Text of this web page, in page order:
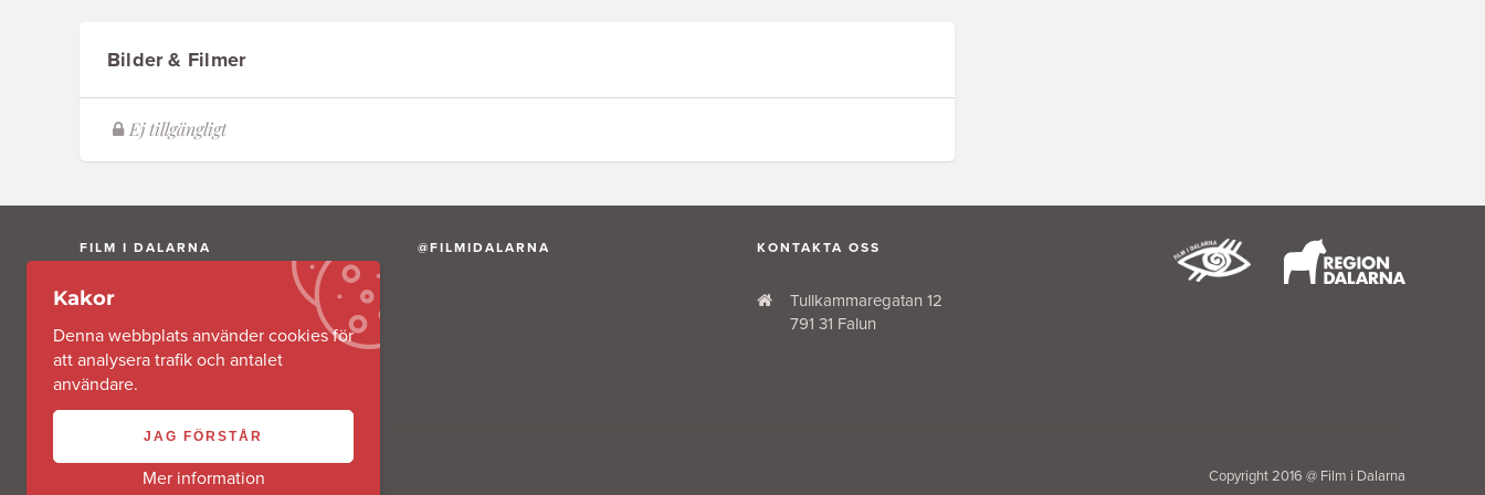
Bilder & Filmer
FILM I DALARNA
Film i Dalarna AB är ett av Region Dalarna
@FILMIDALARNA KONTAKTA OSS
Tullkammaregatan 12
791 31 Falun
Copyright 2016 @ Film i Dalarna
Kakor
Denna webbplats använder cookies för
att analysera trafik och antalet
användare.
JAG FÖRSTÅR
Mer information